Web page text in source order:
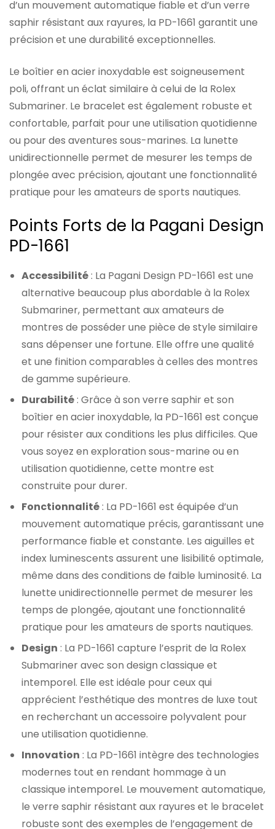
d’un mouvement automatique fiable et d’un verre
saphir résistant aux rayures, la PD-1661 garantit une
précision et une durabilité exceptionnelles.
Le boîtier en acier inoxydable est soigneusement
poli, offrant un éclat similaire à celui de la Rolex
Submariner. Le bracelet est également robuste et
confortable, parfait pour une utilisation quotidienne
ou pour des aventures sous-marines. La lunette
unidirectionnelle permet de mesurer les temps de
plongée avec précision, ajoutant une fonctionnalité
pratique pour les amateurs de sports nautiques.
Points Forts de la Pagani Design
PD-1661
Accessibilité: La Pagani Design PD-1661 est une
alternative beaucoup plus abordable à la Rolex
Submariner, permettant aux amateurs de
montres de posséder une pièce de style similaire
sans dépenser une fortune. Elle offre une qualité
et une finition comparables à celles des montres
de gamme supérieure.
Durabilité: Grâce à son verre saphir et son
boîtier en acier inoxydable, la PD-1661 est conçue
pour résister aux conditions les plus difficiles. Que
vous soyez en exploration sous-marine ou en
utilisation quotidienne, cette montre est
construite pour durer.
Fonctionnalité: La PD-1661 est équipée d’un
mouvement automatique précis, garantissant une
performance fiable et constante. Les aiguilles et
index luminescents assurent une lisibilité optimale,
même dans des conditions de faible luminosité. La
lunette unidirectionnelle permet de mesurer les
temps de plongée, ajoutant une fonctionnalité
pratique pour les amateurs de sports nautiques.
Design : La PD-1661 capture l’esprit de la Rolex
Submariner avec son design classique et
intemporel. Elle est idéale pour ceux qui
apprécient l’esthétique des montres de luxe tout
en recherchant un accessoire polyvalent pour
une utilisation quotidienne.
Innovation : La PD-1661 intègre des technologies
modernes tout en rendant hommage à un
classique intemporel. Le mouvement automatique,
le verre saphir résistant aux rayures et le bracelet
robuste sont des exemples de l’engagement de